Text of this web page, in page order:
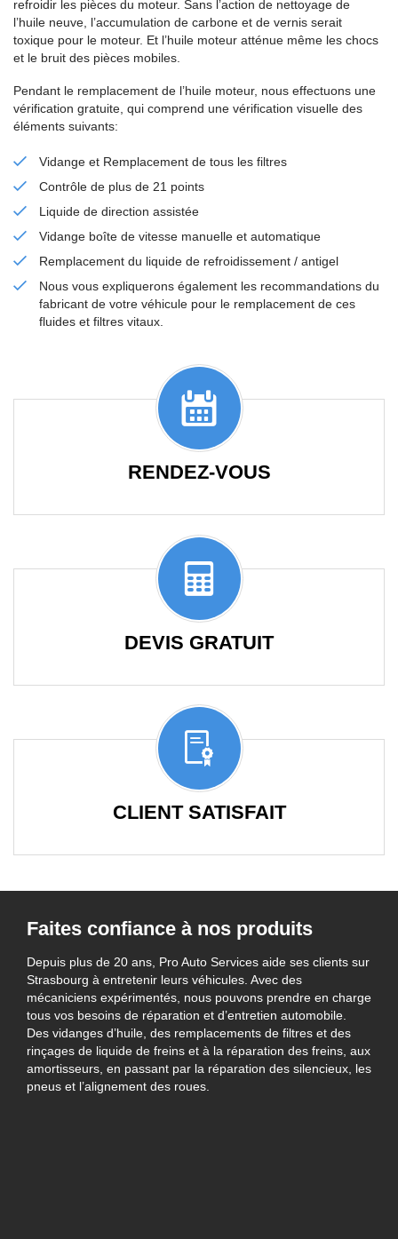
refroidir les pièces du moteur. Sans l’action de nettoyage de
l’huile neuve, l’accumulation de carbone et de vernis serait
toxique pour le moteur. Et l’huile moteur atténue même les chocs
et le bruit des pièces mobiles.
Pendant le remplacement de l’huile moteur, nous effectuons une
vérification gratuite, qui comprend une vérification visuelle des
éléments suivants:
Vidange et Remplacement de tous les filtres
Contrôle de plus de 21 points
Liquide de direction assistée
Vidange boîte de vitesse manuelle et automatique
Remplacement du liquide de refroidissement / antigel
Nous vous expliquerons également les recommandations du
fabricant de votre véhicule pour le remplacement de ces
fluides et filtres vitaux.
RENDEZ-VOUS
DEVIS GRATUIT
CLIENT SATISFAIT
Faites confiance à nos produits
Depuis plus de 20 ans, Pro Auto Services aide ses clients sur
Strasbourg à entretenir leurs véhicules. Avec des
mécaniciens expérimentés, nous pouvons prendre en charge
tous vos besoins de réparation et d’entretien automobile.
Des vidanges d’huile, des remplacements de filtres et des
rinçages de liquide de freins et à la réparation des freins, aux
amortisseurs, en passant par la réparation des silencieux, les
pneus et l’alignement des roues.